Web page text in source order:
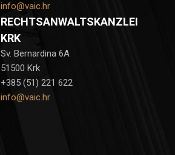
info@vaic.hr
RECHTSANWALTSKANZLEI
KRK
Sv. Bernardina 6A
51500 Krk
+385 (51) 221 622
info@vaic.hr